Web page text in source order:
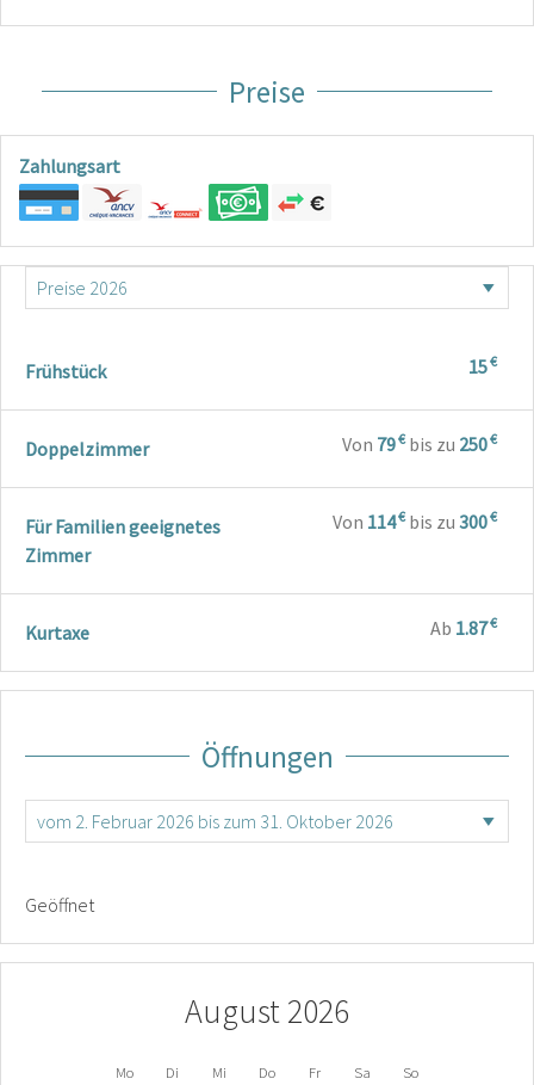
Preise
Zahlungsart
Frühstück 15€
Doppelzimmer Von 79€bis zu 250€
Für Familien geeignetes
Zimmer
Von 114€bis zu 300€
Kurtaxe Ab 1.87€
Öffnungen
Geöffnet
August 2026
Mo Di Mi Do Fr Sa So